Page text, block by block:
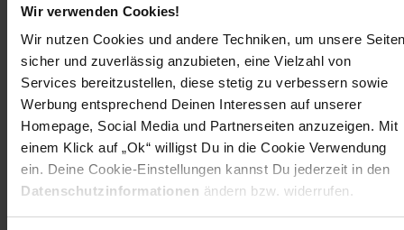
Wir verwenden Cookies!
Wir nutzen Cookies und andere Techniken, um unsere
sicher und zuverlässig anzubieten, eine Vielzahl von
Services bereitzustellen, diese stetig zu verbessern sowie
Werbung entsprechend Deinen Interessen auf unserer
Homepage, Social Media und Partnerseiten anzuzeigen. Mit
einem Klick auf „Ok“ willigst Du in die Cookie Verwendung
ein. Deine Cookie-Einstellungen kannst Du jederzeit in den
Datenschutzinformationen ändern bzw. widerrufen.
4 x Solar Kabel Y-Verteiler
Hinweise: Die Dekoration ist nicht im Lieferumfang enthalten.
Die Lieferung unserer Produkte auf die Inseln ist nicht
möglich.
Warnung:
Balkonkraftwerke (Erzeugungsanlage) mit einer
Wechselrichterleistung über 800W müssen durch eine
Elektrofachkraft angeschlossen und beim Netzbetreiber